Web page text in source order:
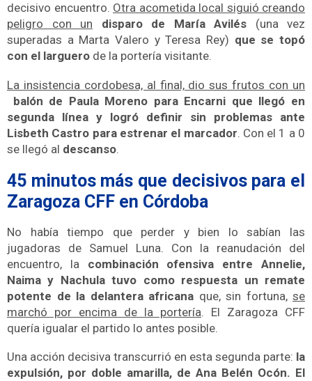
decisivo encuentro. Otra acometida local siguió creando
peligro con un disparo de María Avilés (una vez
superadas a Marta Valero y Teresa Rey) que se topó
con el larguero de la portería visitante.
La insistencia cordobesa, al final, dio sus frutos con un
balón de Paula Moreno para Encarni que llegó en
segunda línea y logró definir sin problemas ante
Lisbeth Castro para estrenar el marcador. Con el 1 a 0
se llegó al descanso.
45 minutos más que decisivos para el
Zaragoza CFF en Córdoba
No había tiempo que perder y bien lo sabían las
jugadoras de Samuel Luna. Con la reanudación del
encuentro, la combinación ofensiva entre Annelie,
Naima y Nachula tuvo como respuesta un remate
potente de la delantera africana que, sin fortuna, se
marchó por encima de la portería. El Zaragoza CFF
quería igualar el partido lo antes posible.
Una acción decisiva transcurrió en esta segunda parte: la
expulsión, por doble amarilla, de Ana Belén Ocón. El